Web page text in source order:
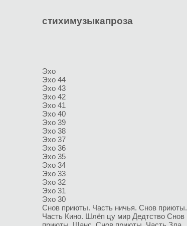
стихимузыкапроза
Эхо
Эхо 44
Эхо 43
Эхо 42
Эхо 41
Эхо 40
Эхо 39
Эхо 38
Эхо 37
Эхо 36
Эхо 35
Эхо 34
Эхо 33
Эхо 32
Эхо 31
Эхо 30
Снов приюты. Часть ничья. Снов приюты.
Часть Кино. Шлёп цу мир Дедтство Снов